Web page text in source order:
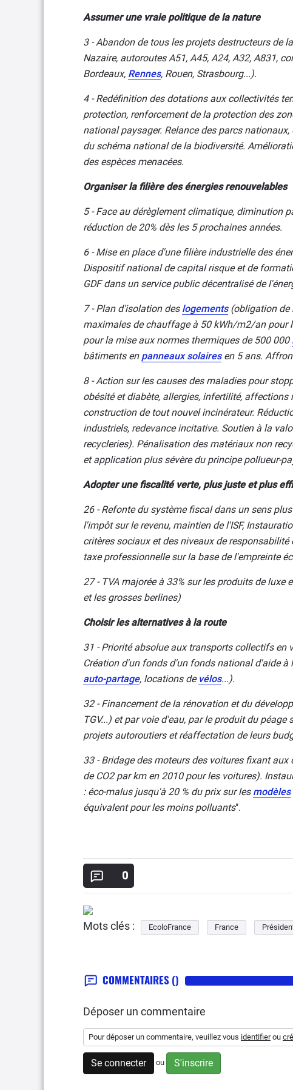
Assumer une vraie politique de la nature
3 - Abandon de tous les projets destructeurs de
Nazaire, autoroutes A51, A45, A24, A32, A831,
Bordeaux, Rennes, Rouen, Strasbourg...).
4 - Redéfinition des dotations aux collectivités
protection, renforcement de la protection des
national paysager. Relance des parcs
du schéma national de la biodiversité.
des espèces menacées.
Organiser la filière des énergies renouvelables
5 - Face au dérèglement climatique, diminution
réduction de 20% dès les 5 prochaines années.
6 - Mise en place d'une filière industrielle des
Dispositif national de capital risque et de
GDF dans un service public décentralisé de
7 - Plan d'isolation des logements(obligation de
maximales de chauffage à 50 kWh/m2/an pour
pour la mise aux normes thermiques de 500 000
bâtiments en panneaux solairesen 5 ans.
8 - Action sur les causes des maladies pour
obésité et diabète, allergies, infertilité, affections
construction de tout nouvel incinérateur.
industriels, redevance incitative. Soutien à la
recycleries). Pénalisation des matériaux non
et application plus sévère du principe pollueur-
Adopter une fiscalité verte, plus juste et plus
26 - Refonte du système fiscal dans un sens
l'impôt sur le revenu, maintien de l'ISF,
critères sociaux et des niveaux de
taxe professionnelle sur la base de l'empreinte
27 - TVA majorée à 33% sur les produits de
et les grosses berlines)
Choisir les alternatives à la route
31 - Priorité absolue aux transports collectifs en
Création d'un fonds d'un fonds national d'aide
auto-partage, locations de vélos...).
32 - Financement de la rénovation et du
TGV...) et par voie d'eau, par le produit du
projets autoroutiers et réaffectation de leurs
33 - Bridage des moteurs des voitures fixant
de CO2 par km en 2010 pour les voitures).
: éco-malus jusqu'à 20 % du prix sur les modèles
équivalent pour les moins polluants".
0
Mots clés : EcoloFrance France
COMMENTAIRES ()
Déposer un commentaire
Pour déposer un commentaire, veuillez vous identifierou
Se connecter ou S'inscrire